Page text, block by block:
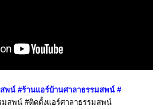
พน์ #ร้านแอร์บ้านศาลาธรรมสพน์#
มสพน์ #ติดตั้งแอร์ศาลาธรรมสพน์